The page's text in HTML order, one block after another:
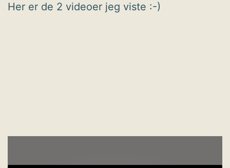
Her er de 2 videoer jeg viste :-)